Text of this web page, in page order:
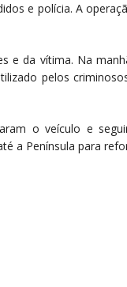
e polícia. A
e da vítima. Na
pelos
o veículo e
a Península para